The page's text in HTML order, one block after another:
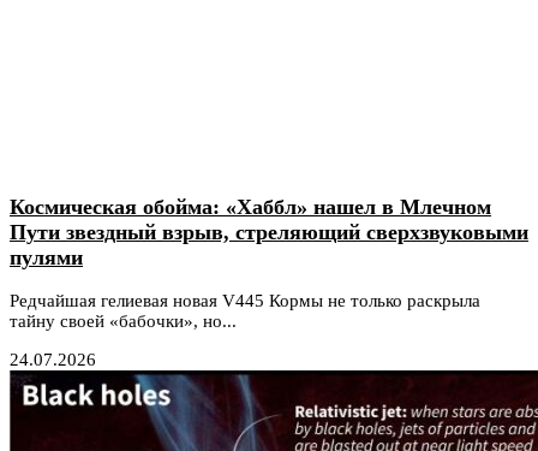
Космическая обойма: «Хаббл» нашел в Млечном
Пути звездный взрыв, стреляющий сверхзвуковыми
пулями
Редчайшая гелиевая новая V445 Кормы не только раскрыла
тайну своей «бабочки», но...
24.07.2026